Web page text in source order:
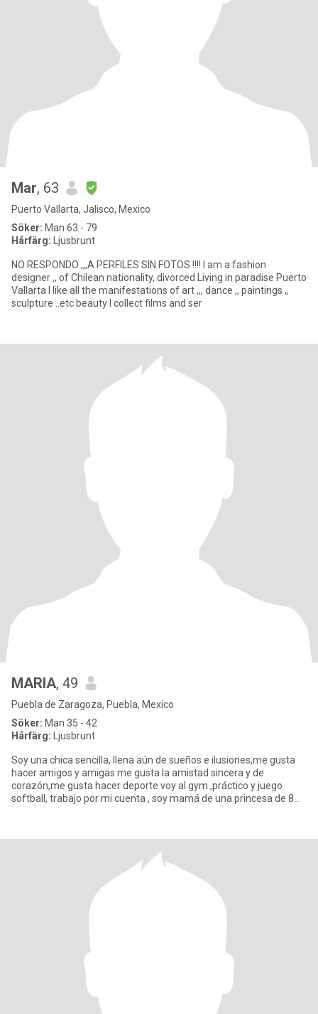
Mar, 63
Puerto Vallarta, Jalisco, Mexico
Söker: Man 63 - 79
Hårfärg: Ljusbrunt
NO RESPONDO ,,,A PERFILES SIN FOTOS !!!! I am a fashion
designer ,, of Chilean nationality, divorced Living in paradise Puerto
Vallarta I like all the manifestations of art ,,, dance ,, paintings ,,
sculpture ..etc beauty I collect films and ser
MARIA, 49
Puebla de Zaragoza, Puebla, Mexico
Söker: Man 35 - 42
Hårfärg: Ljusbrunt
Soy una chica sencilla, llena aún de sueños e ilusiones,me gusta
hacer amigos y amigas me gusta la amistad sincera y de
corazón,me gusta hacer deporte voy al gym ,práctico y juego
softball, trabajo por mi cuenta , soy mamá de una princesa de 8